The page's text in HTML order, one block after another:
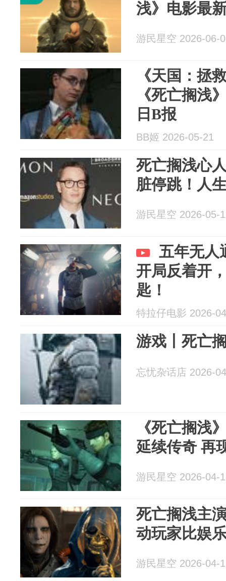
浅》电影最
游民星空 2026-06-
《天国：拯
《死亡搁浅
日B报
BB姬 2026-05-21
死亡搁浅心
脏停跳！人
游民星空 2026-05-
五年无人
开局反着开
匙！
特拉仔电影 2026-
游戏丨死亡
忘忧杂话店 2026-
《死亡搁浅
延续传奇 再
游民星空 2026-04-
死亡搁浅主
动玩家比娱
游民星空 2026-04-